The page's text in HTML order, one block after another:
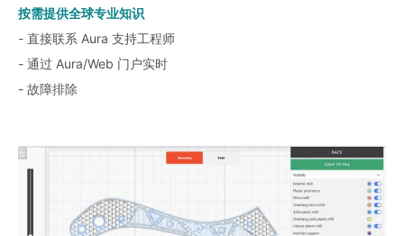
按需提供全球专业知识
- 直接联系 Aura 支持工程师
- 通过 Aura/Web 门户实时
- 故障排除